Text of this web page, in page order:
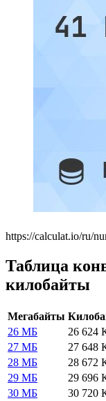
https://calculat.io/ru/
Таблица
килобайты
Мегабайты
26 МБ
26 624
27 МБ
27 648
28 МБ
28 672
29 МБ
29 696
30 МБ
30 720